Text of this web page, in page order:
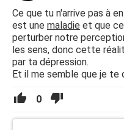
Ce que tu n'arrive pas à
est une maladie et que
perturber notre
les sens, donc cette
par ta dépression.
Et il me semble que je te
0